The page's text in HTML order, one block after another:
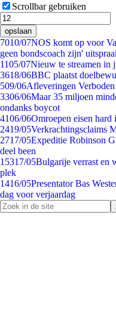
Scrollbar gebruiken
opslaan
7010/07NOS komt op voor
geen bondscoach zijn'
1105/07Nieuw te streamen in
3618/06BBC plaatst
509/06Afleveringen
3306/06Maar 35 miljoen
ondanks boycot
4106/06Omroepen eisen
2419/05Verkrachtingsclaims
2717/05Expeditie Robinson
deel been
15317/05Bulgarije verrast en
plek
1416/05Presentator Bas
dag voor verjaardag